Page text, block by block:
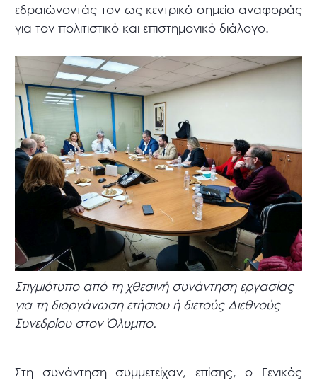
εδραιώνοντάς τον ως κεντρικό σημείο αναφοράς
για τον πολιτιστικό και επιστημονικό διάλογο.
Στιγμιότυπο από τη χθεσινή συνάντηση εργασίας
για τη διοργάνωση ετήσιου ή διετούς Διεθνούς
Συνεδρίου στον Όλυμπο.
Στη συνάντηση συμμετείχαν, επίσης, ο Γενικός